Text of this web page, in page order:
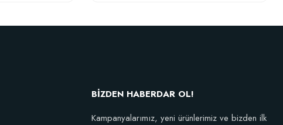
BİZDEN HABERDAR OL!
Kampanyalarımız, yeni ürünlerimiz ve bizden ilk